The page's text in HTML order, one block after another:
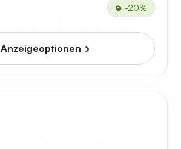
-20%
Anzeigeoptionen